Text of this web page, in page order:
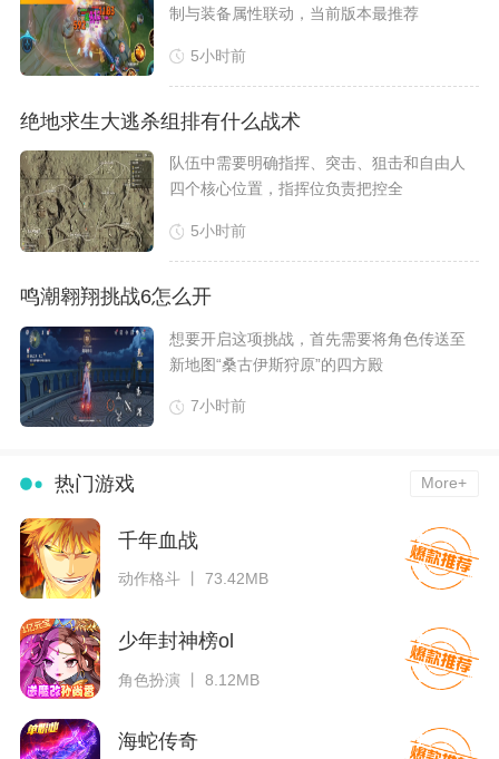
制与装备属性联动，当前版本最推荐
5小时前
绝地求生大逃杀组排有什么战术
​队伍中需要明确指挥、突击、狙击和自由人
四个核心位置，指挥位负责把控全
5小时前
鸣潮翱翔挑战6怎么开
​想要开启这项挑战，首先需要将角色传送至
新地图“桑古伊斯狩原”的四方殿
7小时前
热门游戏 More+
千年血战
动作格斗 丨 73.42MB
少年封神榜ol
角色扮演 丨 8.12MB
海蛇传奇